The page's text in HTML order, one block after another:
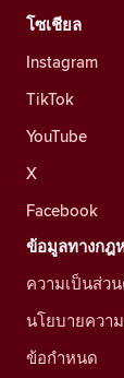
โซเชียล
Instagram
TikTok
YouTube
X
Facebook
ข้อมูลทางกฎ
ความเป็นส่ว
นโยบายควา
ข้อกำหนด